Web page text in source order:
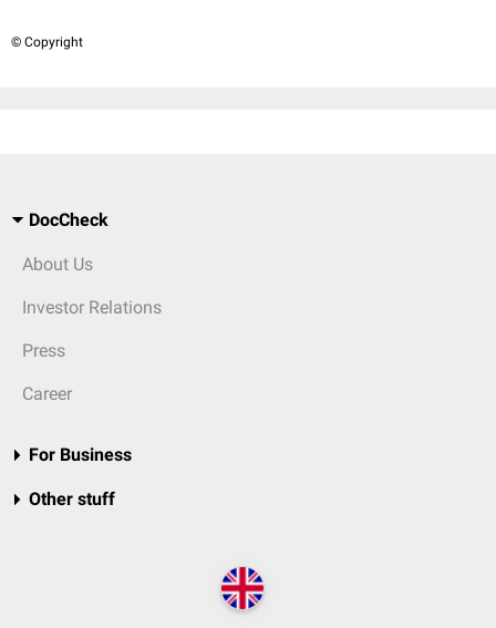
© Copyright
DocCheck
About Us
Investor Relations
Press
Career
For Business
Other stuff